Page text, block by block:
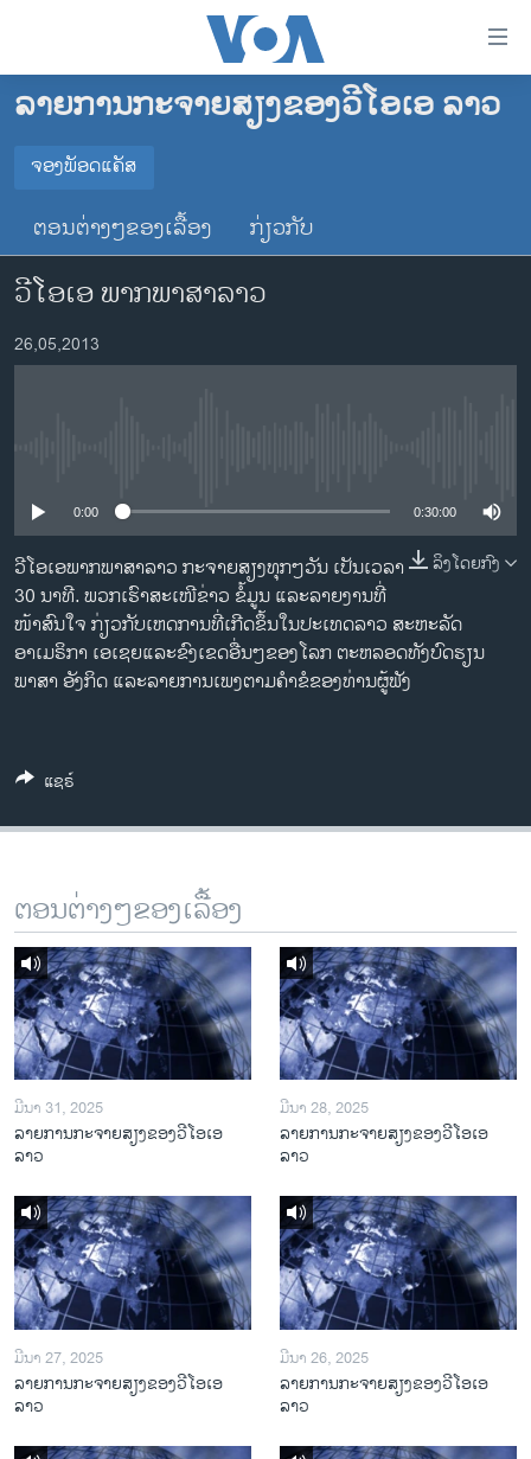
ເຂົ້າ
ຂ້າມ
ໄປ
ຫາ
ຊອກ
ຄົ້ນ
ໂຮມເພຈ
ລາວ
ອາເມຣິກາ
ການເລືອກຕັ້ງ ປະທານາທີບໍດີ ສະຫະລັດ 2024
ຂ່າວ​ຈີນ
ໂລກ
ຊຸມຊົນຊາວລາວ
ວິທະຍາສາດ-ເທັກໂນໂລຈີ
ທຸລະກິດ
ພາສາອັງກິດ
ວີດີໂອ
ຕິດຕາມພວກເຮົາ ທີ່
ພາສາຕ່າງໆ
ລາຍການກະຈາຍສຽງຂອງວີໂອເອ ລາວ
ຈອງພັອດແຄັສ
ຈອງພັອດແຄັສ
ຕອນຕ່າງໆຂອງເລື້ອງ ກ່ຽວກັບ
ວີໂອເອ ພາກພາສາລາວ
26,05,2013
0:00 0:30:00
ລິງໂດຍກົງ
ວີໂອເອພາກພາສາລາວ ກະຈາຍສຽງທຸກໆວັນ ເປັນເວລາ
30 ນາທີ. ພວກເຮົາສະເໜີຂ່າວ ຂໍ້ມູນ ແລະລາຍງານທີ່
ໜ້າສົນໃຈ ກ່ຽວກັບເຫດການທີ່ເກີດຂຶ້ນໃນປະເທດລາວ ສະຫະລັດ
ອາເມຣິກາ ເອເຊຍແລະຂົງເຂດອື່ນໆຂອງໂລກ ຕະຫລອດທັງບົດຮຽນ
ພາສາ ອັງກິດ ແລະລາຍການເພງຕາມຄຳຂໍຂອງທ່ານຜູ້ຟັງ
ແຊຣ໌
ຕອນຕ່າງໆຂອງເລື້ອງ
ມີນາ 31, 2025
ລາຍການກະຈາຍສຽງຂອງວີໂອເອ
ລາວ
ມີນາ 28, 2025
ລາຍການກະຈາຍສຽງຂອງວີໂອເອ
ລາວ
ມີນາ 27, 2025
ລາຍການກະຈາຍສຽງຂອງວີໂອເອ
ລາວ
ມີນາ 26, 2025
ລາຍການກະຈາຍສຽງຂອງວີໂອເອ
ລາວ